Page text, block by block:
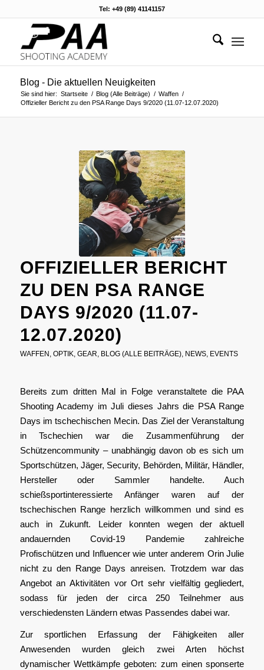
Tel: +49 (89) 41141157
Blog - Die aktuellen Neuigkeiten
Sie sind hier: Startseite / Blog (Alle Beiträge) / Waffen /
Offizieller Bericht zu den PSA Range Days 9/2020 (11.07-12.07.2020)
OFFIZIELLER BERICHT
ZU DEN PSA RANGE
DAYS 9/2020 (11.07-
12.07.2020)
WAFFEN , OPTIK, GEAR, BLOG (ALLE BEITRÄGE), NEWS, EVENTS
Bereits zum dritten Mal in Folge veranstaltete die PAA
Shooting Academy im Juli dieses Jahrs die PSA Range
Days im tschechischen Mecin. Das Ziel der Veranstaltung
in Tschechien war die Zusammenführung der
Schützencommunity – unabhängig davon ob es sich um
Sportschützen, Jäger, Security, Behörden, Militär, Händler,
Hersteller oder Sammler handelte. Auch
schießsportinteressierte Anfänger waren auf der
tschechischen Range herzlich willkommen und sind es
auch in Zukunft. Leider konnten wegen der aktuell
andauernden Covid-19 Pandemie zahlreiche
Profischützen und Influencer wie unter anderem Orin Julie
nicht zu den Range Days anreisen. Trotzdem war das
Angebot an Aktivitäten vor Ort sehr vielfältig gegliedert,
sodass für jeden der circa 250 Teilnehmer aus
verschiedensten Ländern etwas Passendes dabei war.
Zur sportlichen Erfassung der Fähigkeiten aller
Anwesenden wurden gleich zwei Arten höchst
dynamischer Wettkämpfe geboten: zum einen sponserte